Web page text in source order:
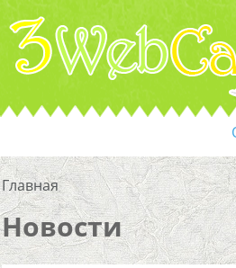
Главная
Новости